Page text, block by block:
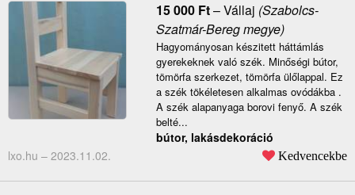
15 000 Ft–Vállaj (Szabolcs-
Szatmár-Bereg megye)
Hagyományosan készitett háttámlás
gyerekeknek való szék. Minőségi bútor,
tömörfa szerkezet, tömörfa ülőlappal. Ez
a szék tökéletesen alkalmas ovódákba .
A szék alapanyaga borovi fenyő. A szék
belté...
bútor, lakásdekoráció
lxo.hu – 2023.11.02. Kedvencekbe